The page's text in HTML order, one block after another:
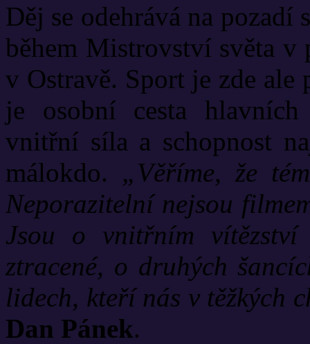
Děj se odehrává na pozadí
během Mistrovství světa v
v Ostravě. Sport je zde ale
je osobní cesta
vnitřní síla a schopnost
málokdo. „Věříme, že
Neporazitelní nejsou
Jsou o vnitřním
ztracené, o druhých
lidech, kteří nás v těžkých
Dan Pánek.